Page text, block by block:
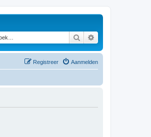
Zoek
Aanmelden
Registreer